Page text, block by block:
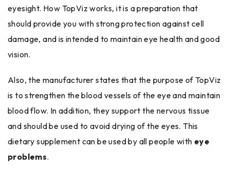
eyesight. How TopViz works, it is a preparation that
should provide you with strong protection against cell
damage, and is intended to maintain eye health and good
vision.
Also, the manufacturer states that the purpose of TopViz
is to strengthen the blood vessels of the eye and maintain
blood flow. In addition, they support the nervous tissue
and should be used to avoid drying of the eyes. This
dietary supplement can be used by all people with eye
problems.